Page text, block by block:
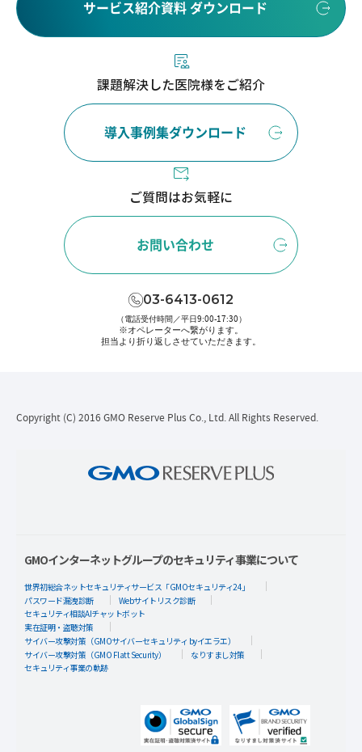
サービス紹介資料 ダウンロード
課題解決した医院様をご紹介
導入事例集ダウンロード
ご質問はお気軽に
お問い合わせ
03-6413-0612
（電話受付時間／平日9:00-17:30）
※オペレーターへ繋がります。
担当より折り返しさせていただきます。
Copyright (C) 2016 GMO Reserve Plus Co., Ltd. All Rights Reserved.
GMOインターネットグループのセキュリティ事業について
世界初総合ネットセキュリティサービス「GMOセキュリティ24」
パスワード漏洩診断
Webサイトリスク診断
セキュリティ相談AIチャットボット
実在証明・盗聴対策
サイバー攻撃対策（GMOサイバーセキュリティ byイエラエ）
サイバー攻撃対策（GMO Flatt Security）
なりすまし対策
セキュリティ事業の軌跡